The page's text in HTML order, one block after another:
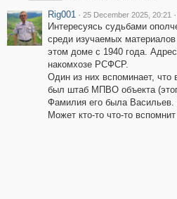
Rig001 · 25 December 2025, 20:21 ·
Интересуясь судьбами
среди изучаемых
этом доме с 1940 года.
накомхозе РСФСР.
Один из них вспоминает,
был штаб МПВО объекта
Фамилия его была
Может кто-то что-то